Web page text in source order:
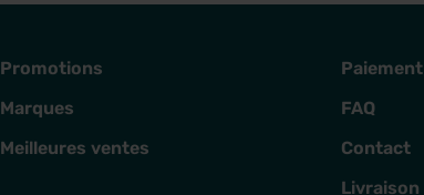
Promotions
Marques
Meilleures ventes
Paiement
FAQ
Contact
Livraison